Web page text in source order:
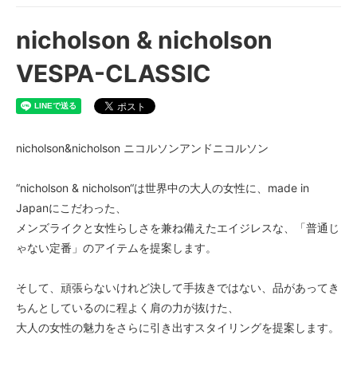
nicholson & nicholson
VESPA-CLASSIC
nicholson&nicholson ニコルソンアンドニコルソン
“nicholson & nicholson“は世界中の大人の女性に、made in
Japanにこだわった、
メンズライクと女性らしさを兼ね備えたエイジレスな、「普通じ
ゃない定番」のアイテムを提案します。
そして、頑張らないけれど決して手抜きではない、品があってき
ちんとしているのに程よく肩の力が抜けた、
大人の女性の魅力をさらに引き出すスタイリングを提案します。